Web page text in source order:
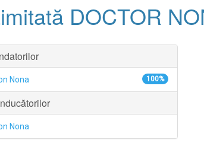
DOCTOR
Nona 100%
Nona